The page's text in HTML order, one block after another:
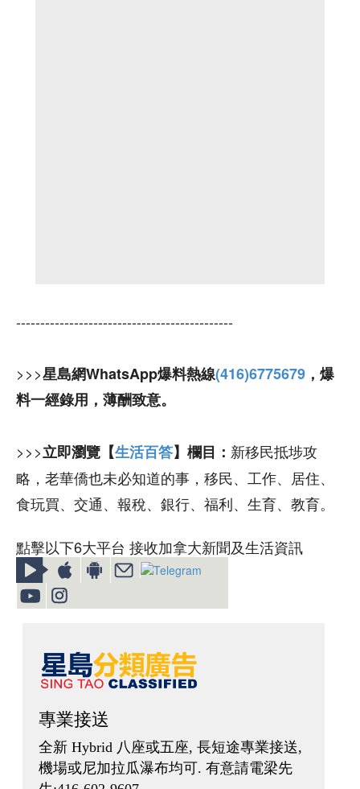
---------------------------------------------
>>>星島網WhatsApp爆料熱線(416)6775679 ，爆
料一經錄用，薄酬致意。
>>>立即瀏覽【生活百答】欄目： 新移民抵埗攻
略，老華僑也未必知道的事，移民、工作、居住、
食玩買、交通、報稅、銀行、福利、生育、教育。
點擊以下6大平台 接收加拿大新聞及生活資訊